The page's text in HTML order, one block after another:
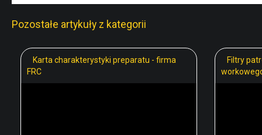
Pozostałe artykuły z kategorii
Karta charakterystyki preparatu - firma
FRC
Filtry